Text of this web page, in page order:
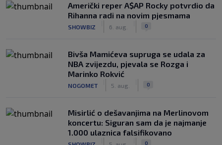
Američki reper A$AP Rocky potvrdio da
Rihanna radi na novim pjesmama
SHOWBIZ 6. aug. 0
Bivša Mamićeva supruga se udala za
NBA zvijezdu, pjevala se Rozga i
Marinko Rokvić
NOGOMET 5. aug. 0
Misirlić o dešavanjima na Merlinovom
koncertu: Siguran sam da je najmanje
1.000 ulaznica falsifikovano
0